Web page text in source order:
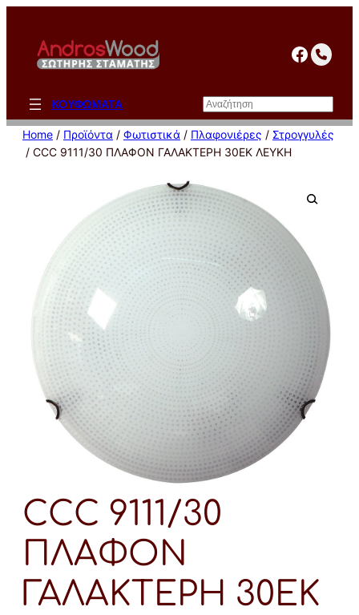
περιεχόμενο
ΚΟΥΦΩΜΑΤΑ Αναζήτηση
Home / Προϊόντα / Φωτιστικά / Πλαφονιέρες / Στρογγυλές
/ CCC 9111/30 ΠΛΑΦΟΝ ΓΑΛΑΚΤΕΡΗ 30ΕΚ ΛΕΥΚΗ
CCC 9111/30
ΠΛΑΦΟΝ
ΓΑΛΑΚΤΕΡΗ 30ΕΚ